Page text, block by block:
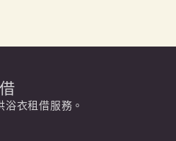
衣租借服務。